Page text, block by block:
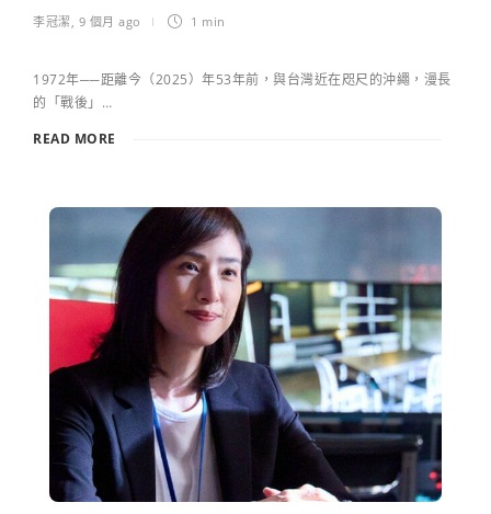
李冠潔 , 9 個月 ago 1 min
1972年──距離今（2025）年53年前，與台灣近在咫尺的沖繩，漫長
的「戰後」…
READ MORE